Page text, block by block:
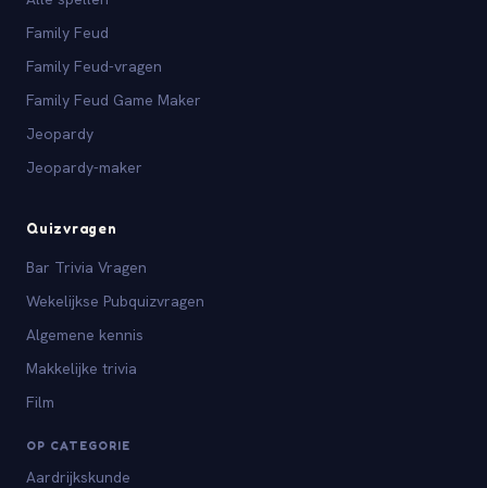
Family Feud
Family Feud-vragen
Family Feud Game Maker
Jeopardy
Jeopardy-maker
Quizvragen
Bar Trivia Vragen
Wekelijkse Pubquizvragen
Algemene kennis
Makkelijke trivia
Film
OP CATEGORIE
Aardrijkskunde